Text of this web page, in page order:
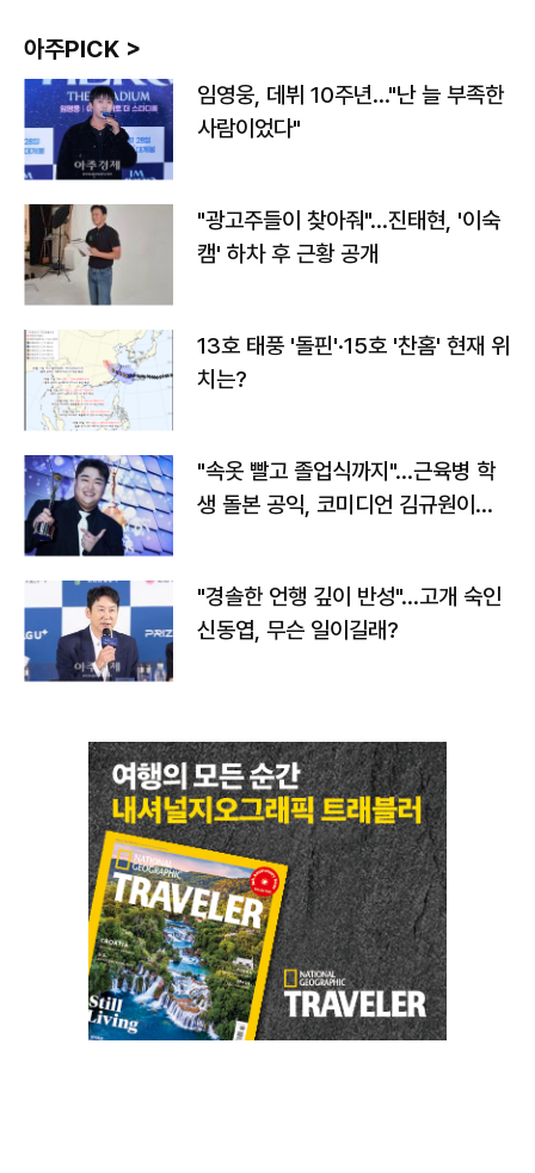
아주PICK >
임영웅, 데뷔 10주년…"난 늘 부족한
사람이었다"
"광고주들이 찾아줘"…진태현, '이숙
캠' 하차 후 근황 공개
13호 태풍 '돌핀'·15호 '찬홈' 현재 위
치는?
"속옷 빨고 졸업식까지"…근육병 학
생 돌본 공익, 코미디언 김규원이었
"경솔한 언행 깊이 반성"…고개 숙인
신동엽, 무슨 일이길래?